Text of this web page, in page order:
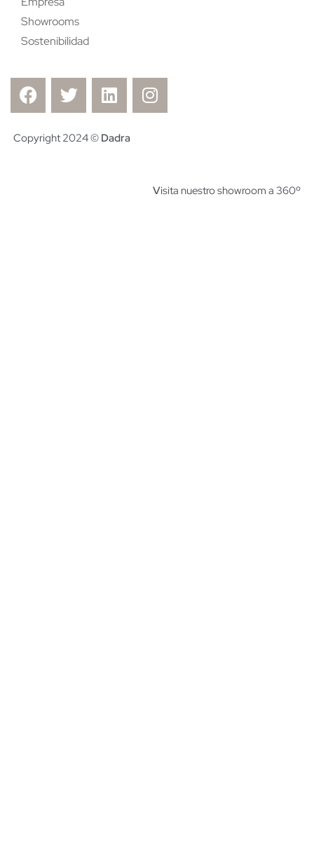
Showrooms
Sostenibilidad
Copyright 2024 © Dadra
Visita nuestro showroom a 360º